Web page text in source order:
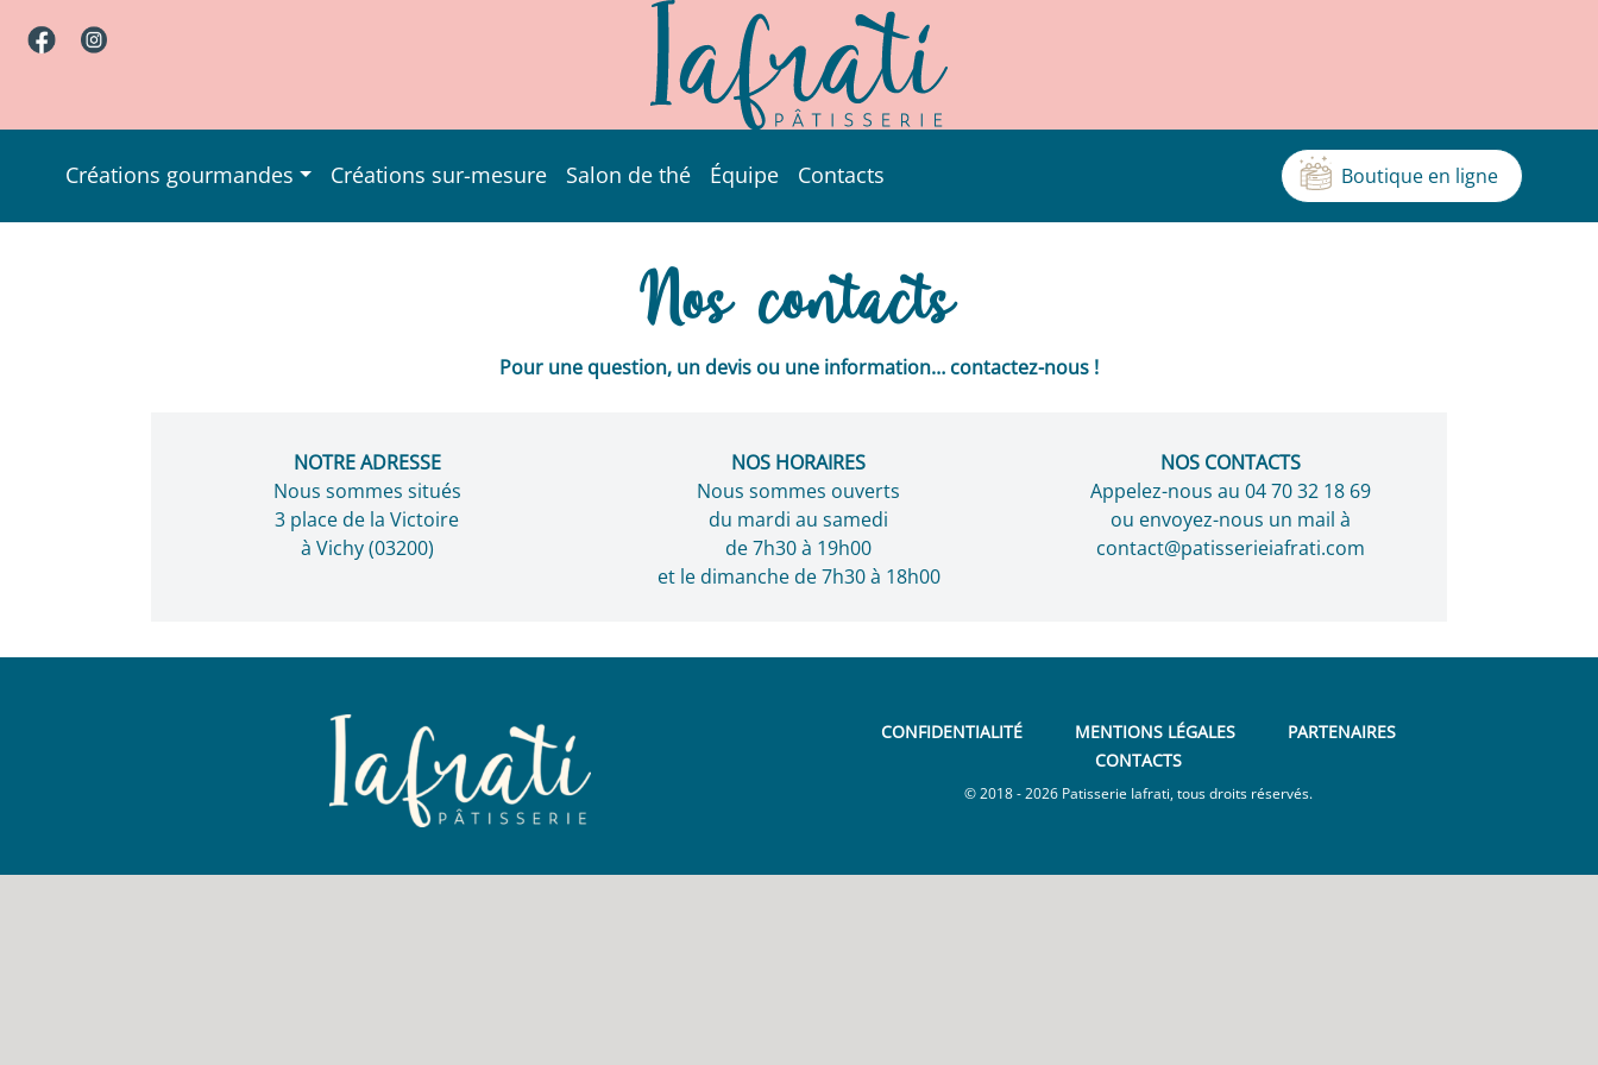
Patisserie Iafrati
Cédric Iafrati, artisan pâtissier, chocolatier et glacier à Vichy
Créations gourmandes Créations sur-mesure Salon de thé Équipe Contacts Boutique en ligne
Nos contacts
Pour une question, un devis ou une information… contactez-nous !
NOTRE ADRESSE
Nous sommes situés
3 place de la Victoire
à Vichy (03200)
NOS HORAIRES
Nous sommes ouverts
du mardi au samedi
de 7h30 à 19h00
et le dimanche de 7h30 à 18h00
NOS CONTACTS
Appelez-nous au04 70 32 18 69
ou envoyez-nous un mail à
contact@patisserieiafrati.com
CONFIDENTIALITÉ MENTIONS LÉGALES
PARTENAIRES
CONTACTS
© 2018 - 2026 Patisserie Iafrati, tous droits réservés.